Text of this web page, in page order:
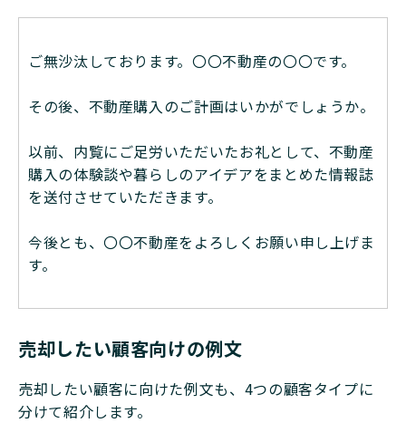
ご無沙汰しております。〇〇不動産の〇〇です。
その後、不動産購入のご計画はいかがでしょうか。
以前、内覧にご足労いただいたお礼として、不動産
購入の体験談や暮らしのアイデアをまとめた情報誌
を送付させていただきます。
今後とも、〇〇不動産をよろしくお願い申し上げま
す。
売却したい顧客向けの例文
売却したい顧客に向けた例文も、4つの顧客タイプに
分けて紹介します。